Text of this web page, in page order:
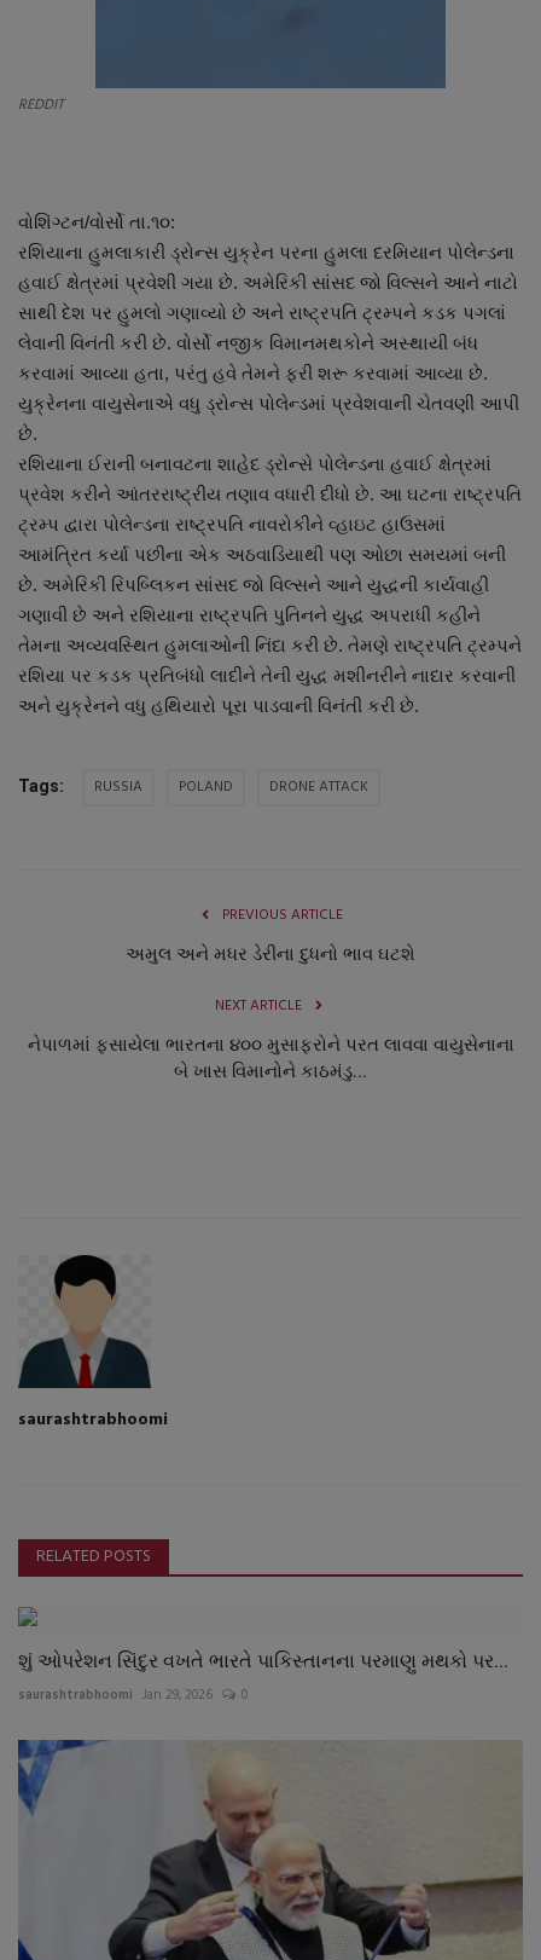
રાષ્ટ્રીય
ગુજરાત
જુનાગઢ
Support US
બજારના સમાચાર
નાણાંકીય સમાચાર
સ્થાનિક સમાચાર
સ્પોર્ટ્સ
REDDIT
વોશિંગ્ટન/વોર્સો તા.૧૦:
રશિયાના હુમલાકારી ડ્રોન્સ યુક્રેન પરના હુમલા દરમિયાન પોલેન્ડના
હવાઈ ક્ષેત્રમાં પ્રવેશી ગયા છે. અમેરિકી સાંસદ જો વિલ્સને આને નાટો
સાથી દેશ પર હુમલો ગણાવ્યો છે અને રાષ્ટ્રપતિ ટ્રમ્પને કડક પગલાં
લેવાની વિનંતી કરી છે. વોર્સો નજીક વિમાનમથકોને અસ્થાયી બંધ
કરવામાં આવ્યા હતા, પરંતુ હવે તેમને ફરી શરૂ કરવામાં આવ્યા છે.
યુક્રેનના વાયુસેનાએ વધુ ડ્રોન્સ પોલેન્ડમાં પ્રવેશવાની ચેતવણી આપી
છે.
રશિયાના ઈરાની બનાવટના શાહેદ ડ્રોન્સે પોલેન્ડના હવાઈ ક્ષેત્રમાં
પ્રવેશ કરીને આંતરરાષ્ટ્રીય તણાવ વધારી દીધો છે. આ ઘટના રાષ્ટ્રપતિ
ટ્રમ્પ દ્વારા પોલેન્ડના રાષ્ટ્રપતિ નાવરોકીને વ્હાઇટ હાઉસમાં
આમંત્રિત કર્યા પછીના એક અઠવાડિયાથી પણ ઓછા સમયમાં બની
છે. અમેરિકી રિપબ્લિકન સાંસદ જો વિલ્સને આને યુદ્ધની કાર્યવાહી
ગણાવી છે અને રશિયાના રાષ્ટ્રપતિ પુતિનને યુદ્ધ અપરાધી કહીને
તેમના અવ્યવસ્થિત હુમલાઓની નિંદા કરી છે. તેમણે રાષ્ટ્રપતિ ટ્રમ્પને
રશિયા પર કડક પ્રતિબંધો લાદીને તેની યુદ્ધ મશીનરીને નાદાર કરવાની
અને યુક્રેનને વધુ હથિયારો પૂરા પાડવાની વિનંતી કરી છે.
Tags: RUSSIA POLAND DRONE ATTACK
PREVIOUS ARTICLE
અમુલ અને મધર ડેરીના દુધનો ભાવ ઘટશે
NEXT ARTICLE
નેપાળમાં ફસાયેલા ભારતના ૪૦૦ મુસાફરોને પરત લાવવા વાયુસેનાના
બે ખાસ વિમાનોને કાઠમંડુ...
saurashtrabhoomi
RELATED POSTS
શું ઓપરેશન સિંદુર વખતે ભારતે પાકિસ્તાનના પરમાણુ મથકો પર...
saurashtrabhoomi Jan 29, 2026 0